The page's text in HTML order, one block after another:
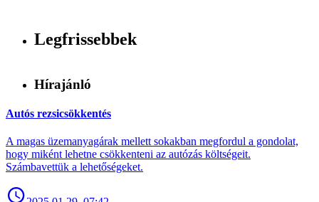
Legfrissebbek
Hírajánló
Autós rezsicsökkentés
A magas üzemanyagárak mellett sokakban megfordul a gondolat,
hogy miként lehetne csökkenteni az autózás költségeit.
Számbavettük a lehetőségeket.